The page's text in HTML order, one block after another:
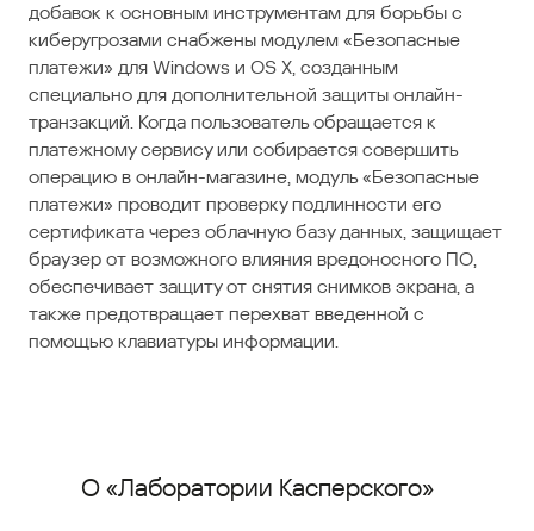
добавок к основным инструментам для борьбы с
киберугрозами снабжены модулем «Безопасные
платежи» для Windows и OS X, созданным
специально для дополнительной защиты онлайн-
транзакций. Когда пользователь обращается к
платежному сервису или собирается совершить
операцию в онлайн-магазине, модуль «Безопасные
платежи» проводит проверку подлинности его
сертификата через облачную базу данных, защищает
браузер от возможного влияния вредоносного ПО,
обеспечивает защиту от снятия снимков экрана, а
также предотвращает перехват введенной с
помощью клавиатуры информации.
О «Лаборатории Касперского»